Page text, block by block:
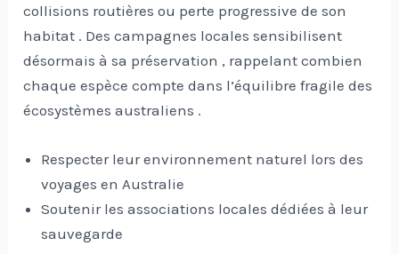
collisions routières ou perte progressive de son
habitat . Des campagnes locales sensibilisent
désormais à sa préservation , rappelant combien
chaque espèce compte dans l’équilibre fragile des
écosystèmes australiens .
Respecter leur environnement naturel lors des
voyages en Australie
Soutenir les associations locales dédiées à leur
sauvegarde